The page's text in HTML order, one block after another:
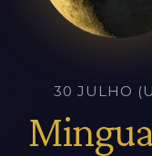
30 JULHO